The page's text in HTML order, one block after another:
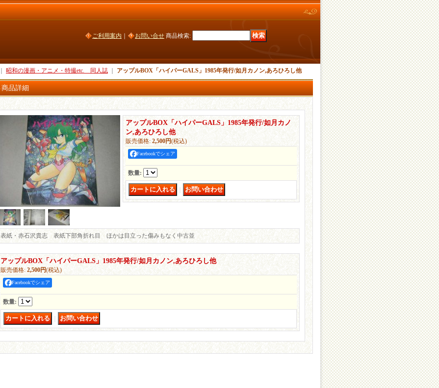
ご利用案内 お問い合せ 商品検索:
昭和の漫画・アニメ・特撮etc. 同人誌 アップルBOX「ハイパーGALS」1985年発行/如月カノン,あろひろし他
商品詳細
アップルBOX「ハイパーGALS」1985年発行/如月カノ
ン,あろひろし他
販売価格: 2,500円(税込)
Facebookでシェア
数量:
表紙・赤石沢貴志 表紙下部角折れ目 ほかは目立った傷みもなく中古並
アップルBOX「ハイパーGALS」1985年発行/如月カノン,あろひろし他
販売価格: 2,500円(税込)
Facebookでシェア
数量: